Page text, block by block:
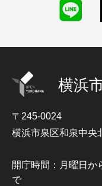
横浜
〒245-0024
横浜市泉区和泉中央
開庁時間：月曜日か
で